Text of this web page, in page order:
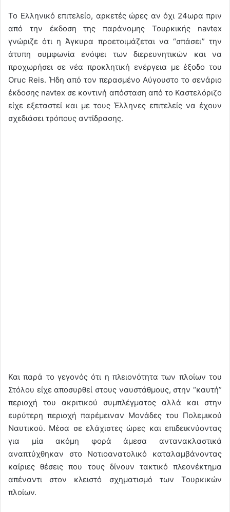
To Ελληνικό επιτελείο, αρκετές ώρες αν όχι 24ωρα πριν
από την έκδοση της παράνομης Τουρκικής navtex
γνώριζε ότι η Άγκυρα προετοιμάζεται να “σπάσει” την
άτυπη συμφωνία ενόψει των διερευνητικών και να
προχωρήσει σε νέα προκλητική ενέργεια με έξοδο του
Oruc Reis. Ήδη από τον περασμένο Αύγουστο το σενάριο
έκδοσης navtex σε κοντινή απόσταση από το Καστελόριζο
είχε εξεταστεί και με τους Έλληνες επιτελείς να έχουν
σχεδιάσει τρόπους αντίδρασης.
Και παρά το γεγονός ότι η πλειονότητα των πλοίων του
Στόλου είχε αποσυρθεί στους ναυστάθμους, στην “καυτή”
περιοχή του ακριτικού συμπλέγματος αλλά και στην
ευρύτερη περιοχή παρέμειναν Μονάδες του Πολεμικού
Ναυτικού. Μέσα σε ελάχιστες ώρες και επιδεικνύοντας
για μία ακόμη φορά άμεσα αντανακλαστικά
αναπτύχθηκαν στο Νοτιοανατολικό καταλαμβάνοντας
καίριες θέσεις που τους δίνουν τακτικό πλεονέκτημα
απέναντι στον κλειστό σχηματισμό των Τουρκικών
πλοίων.